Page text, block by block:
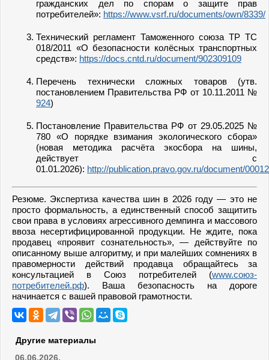
гражданских дел по спорам о защите прав
потребителей»: https://www.vsrf.ru/documents/own/8339/
Технический регламент Таможенного союза ТР ТС
018/2011 «О безопасности колёсных транспортных
средств»: https://docs.cntd.ru/document/902309109
Перечень технически сложных товаров (утв.
постановлением Правительства РФ от 10.11.2011 №
924)
Постановление Правительства РФ от 29.05.2025 №
780 «О порядке взимания экологического сбора»
(новая методика расчёта экосбора на шины,
действует с
01.01.2026): http://publication.pravo.gov.ru/document/
Резюме. Экспертиза качества шин в 2026 году — это не
просто формальность, а единственный способ защитить
свои права в условиях агрессивного демпинга и массового
ввоза несертифицированной продукции. Не ждите, пока
продавец «проявит сознательность», — действуйте по
описанному выше алгоритму, и при малейших сомнениях в
правомерности действий продавца обращайтесь за
консультацией в Союз потребителей (www.союз-
потребителей.рф). Ваша безопасность на дороге
начинается с вашей правовой грамотности.
Другие материалы
06.06.2026.